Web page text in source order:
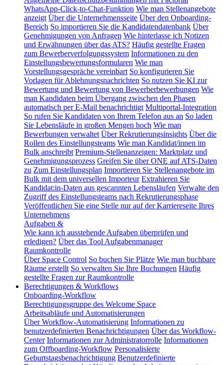
WhatsApp-Click-to-Chat-Funktion Wie man Stellenangebote
anzeigt Über die Unternehmensseite Über den Onboarding-
Bereich So importieren Sie die Kandidatendatenbank Über
Genehmigungen von Anfragen Wie hinterlasse ich Notizen
und Erwähnungen über das ATS? Häufig gestellte Fragen
zum Bewerberverfolgungssystem Informationen zu den
Einstellungsbewertungsformularen Wie man
Vorstellungsgespräche vereinbart So konfigurieren Sie
Vorlagen für Ablehnungsnachrichten So nutzen Sie KI zur
Bewertung und Bewertung von Bewerberbewerbungen Wie
man Kandidaten beim Übergang zwischen den Phasen
automatisch per E-Mail benachrichtigt Multiportal-Integration
So rufen Sie Kandidaten von Ihrem Telefon aus an So laden
Sie Lebensläufe in großen Mengen hoch Wie man
Bewerbungen verwaltet Über Rekrutierungsinsights Über die
Rollen des Einstellungsteams Wie man Kandidat/innen im
Bulk anschreibt Premium-Stellenanzeigen: Marktplatz und
Genehmigungsprozess Greifen Sie über ONE auf ATS-Daten
zu Zum Einstellungsplan Importieren Sie Stellenangebote im
Bulk mit dem universellen Importeur Extrahieren Sie
Kandidat:in-Daten aus gescannten Lebensläufen Verwalte den
Zugriff des Einstellungsteams nach Rekrutierungsphase
Veröffentlichen Sie eine Stelle nur auf der Karriereseite Ihres
Unternehmens
Aufgaben &
Wie kann ich ausstehende Aufgaben überprüfen und
erledigen? Über das Tool Aufgabenmanager
Raumkontrolle
Über Space Control So buchen Sie Plätze Wie man buchbare
Räume erstellt So verwalten Sie Ihre Buchungen Häufig
gestellte Fragen zur Raumkontrolle
Berechtigungen & Workflows
Onboarding-Workflow
Berechtigungsgruppe des Welcome Space
Arbeitsabläufe und Automatisierungen
Über Workflow-Automatisierung Informationen zu
benutzerdefinierten Benachrichtigungen Über das Workflow-
Center Informationen zur Administratorrolle Informationen
zum Offboarding-Workflow Personalisierte
Geburtstagsbenachrichtigung Benutzerdefinierte